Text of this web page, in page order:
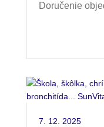
Doručenie
7. 12. 2025